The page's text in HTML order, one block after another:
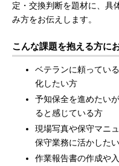
定・交換判断を題材に、具
み方をお伝えします。
こんな課題を抱える方に
ベテランに頼ってい
化したい方
予知保全を進めたい
ると感じている方
現場写真や保守マニ
保守業務に活かした
作業報告書の作成や